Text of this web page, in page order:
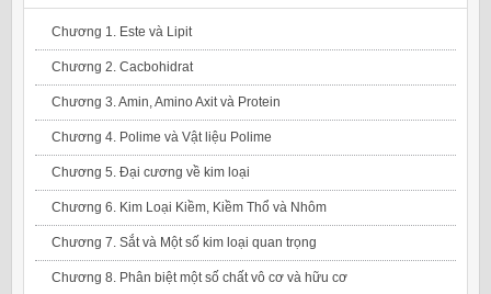
Chương 1. Este và Lipit
Chương 2. Cacbohidrat
Chương 3. Amin, Amino Axit và Protein
Chương 4. Polime và Vật liệu Polime
Chương 5. Đại cương về kim loại
Chương 6. Kim Loại Kiềm, Kiềm Thổ và Nhôm
Chương 7. Sắt và Một số kim loại quan trọng
Chương 8. Phân biệt một số chất vô cơ và hữu cơ